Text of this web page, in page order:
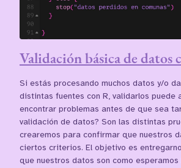
Validación básica de datos
Si estás procesando muchos datos y/o
distintas fuentes con R, validarlos puede
encontrar problemas antes de que sea
validación de datos? Son las distintas
crearemos para confirmar que nuestros
ciertos criterios. El objetivo es
que nuestros datos son como esperamos